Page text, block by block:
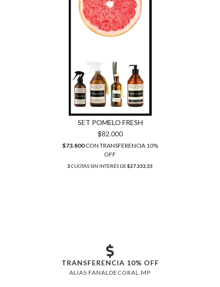
SET POMELO FRESH
$82.000
$73.800CON TRANSFERENCIA 10%
OFF
3 CUOTAS SIN INTERÉS DE$27.333,33
TRANSFERENCIA 10% OFF
ALIAS FANALDECORAL.MP